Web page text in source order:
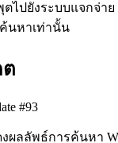
ปยังระบบแจกจ่าย
นหาเท่านั้น
ต
#93
ผลลัพธ์การค้นหา